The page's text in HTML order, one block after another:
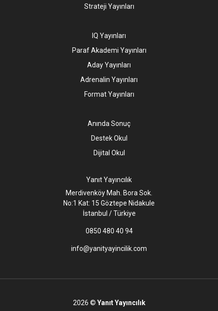
Strateji Yayınları
IQ Yayınları
Paraf Akademi Yayınları
Aday Yayınları
Adrenalin Yayınları
Format Yayınları
Anında Sonuç
Destek Okul
Dijital Okul
Yanıt Yayıncılık
Merdivenköy Mah. Bora Sok.
No:1 Kat: 15 Göztepe Nidakule
İstanbul / Türkiye
0850 480 40 94
info@yanityayincilik.com
2026 © Yanıt Yayıncılık